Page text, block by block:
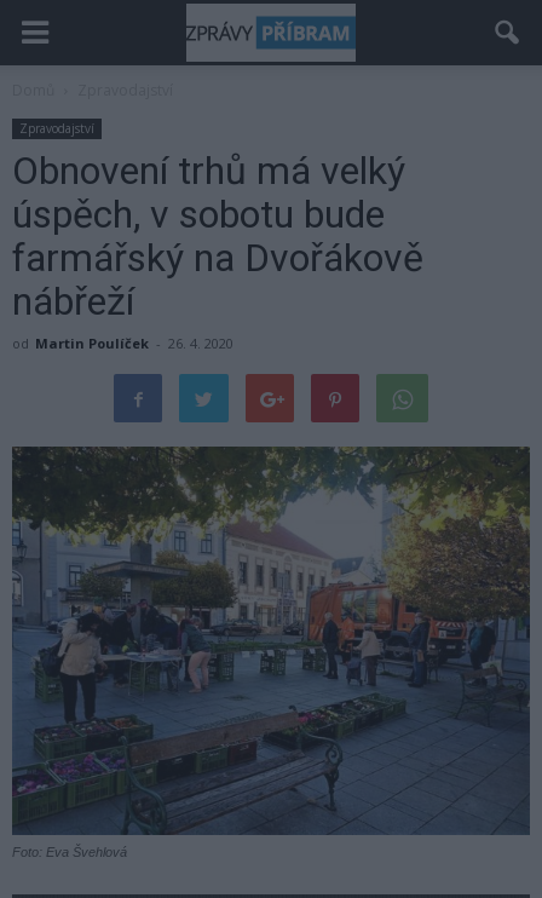
Zpravodajství
Obnovení trhů má velký
úspěch, v sobotu bude
farmářský na Dvořákově
nábřeží
od Martin Poulíček - 26. 4. 2020
Foto: Eva Švehlová